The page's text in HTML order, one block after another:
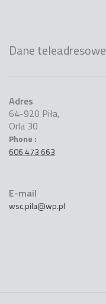
Dane teleadresowe
Adres
64-920 Piła,
Orla 30
Phone :
606 473 663
E-mail
wsc.pila@wp.pl